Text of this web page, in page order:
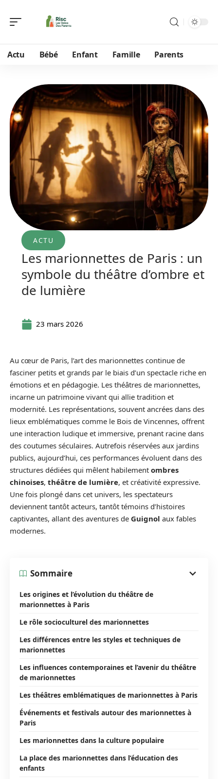
Actu Bébé Enfant Famille Parents
ACTU
Les marionnettes de Paris : un
symbole du théâtre d’ombre et
de lumière
23 mars 2026
Au cœur de Paris, l’art des marionnettes continue de
fasciner petits et grands par le biais d’un spectacle riche en
émotions et en pédagogie. Les théâtres de marionnettes,
incarne un patrimoine vivant qui allie tradition et
modernité. Les représentations, souvent ancrées dans des
lieux emblématiques comme le Bois de Vincennes, offrent
une interaction ludique et immersive, prenant racine dans
des coutumes séculaires. Autrefois réservées aux jardins
publics, aujourd’hui, ces performances évoluent dans des
structures dédiées qui mêlent habilement ombres
chinoises, théâtre de lumière, et créativité expressive.
Une fois plongé dans cet univers, les spectateurs
deviennent tantôt acteurs, tantôt témoins d’histoires
captivantes, allant des aventures de Guignol aux fables
modernes.
Sommaire
Les origines et l’évolution du théâtre de
marionnettes à Paris
Le rôle socioculturel des marionnettes
Les différences entre les styles et techniques de
marionnettes
Les influences contemporaines et l’avenir du théâtre
de marionnettes
Les théâtres emblématiques de marionnettes à Paris
Événements et festivals autour des marionnettes à
Paris
Les marionnettes dans la culture populaire
La place des marionnettes dans l’éducation des
enfants